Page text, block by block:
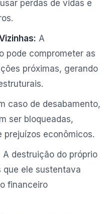
perdas de vidas e
A
pode comprometer as
próximas, gerando
caso de desabamento,
ser bloqueadas,
prejuízos econômicos.
A destruição do próprio
que ele sustentava
financeiro